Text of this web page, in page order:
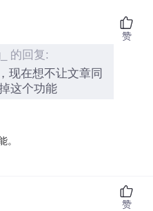
的回复:
现在想不让文章同
这个功能
。
赞
赞